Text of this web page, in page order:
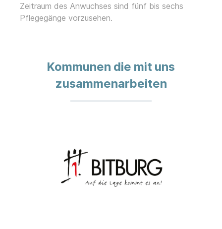
Zeitraum des Anwuchses sind fünf bis sechs
Pflegegänge vorzusehen.
Kommunen die mit uns
zusammenarbeiten